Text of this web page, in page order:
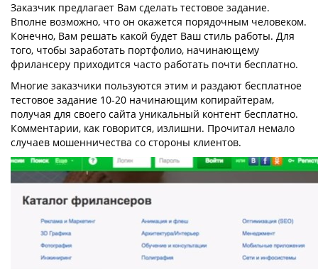
Заказчик предлагает Вам сделать тестовое задание.
Вполне возможно, что он окажется порядочным человеком.
Конечно, Вам решать какой будет Ваш стиль работы. Для
того, чтобы заработать портфолио, начинающему
фрилансеру приходится часто работать почти бесплатно.
Многие заказчики пользуются этим и раздают бесплатное
тестовое задание 10-20 начинающим копирайтерам,
получая для своего сайта уникальный контент бесплатно.
Комментарии, как говорится, излишни. Прочитал немало
случаев мошенничества со стороны клиентов.